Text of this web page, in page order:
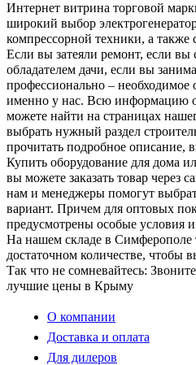
Интернет витрина торговой
широкий выбор
компрессорной техники, а также
Если вы затеяли ремонт, если вы
обладателем дачи, если вы
профессионально – необходимое
именно у нас. Всю информацию
можете найти на страницах
выбрать нужный раздел
прочитать подробное описание,
Купить оборудование для дома
вы можете заказать товар через
нам и менеджеры помогут
вариант. Причем для оптовых
предусмотрены особые условия
На нашем складе в Симферополе
достаточном количестве, чтобы
Так что не сомневайтесь:
лучшие цены в Крыму
О компании
Доставка и оплата
Для дилеров